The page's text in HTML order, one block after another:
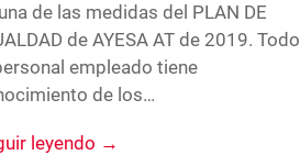
de las medidas del PLAN DE
de AYESA AT de 2019. Todo
empleado tiene
de los…
leyendo →